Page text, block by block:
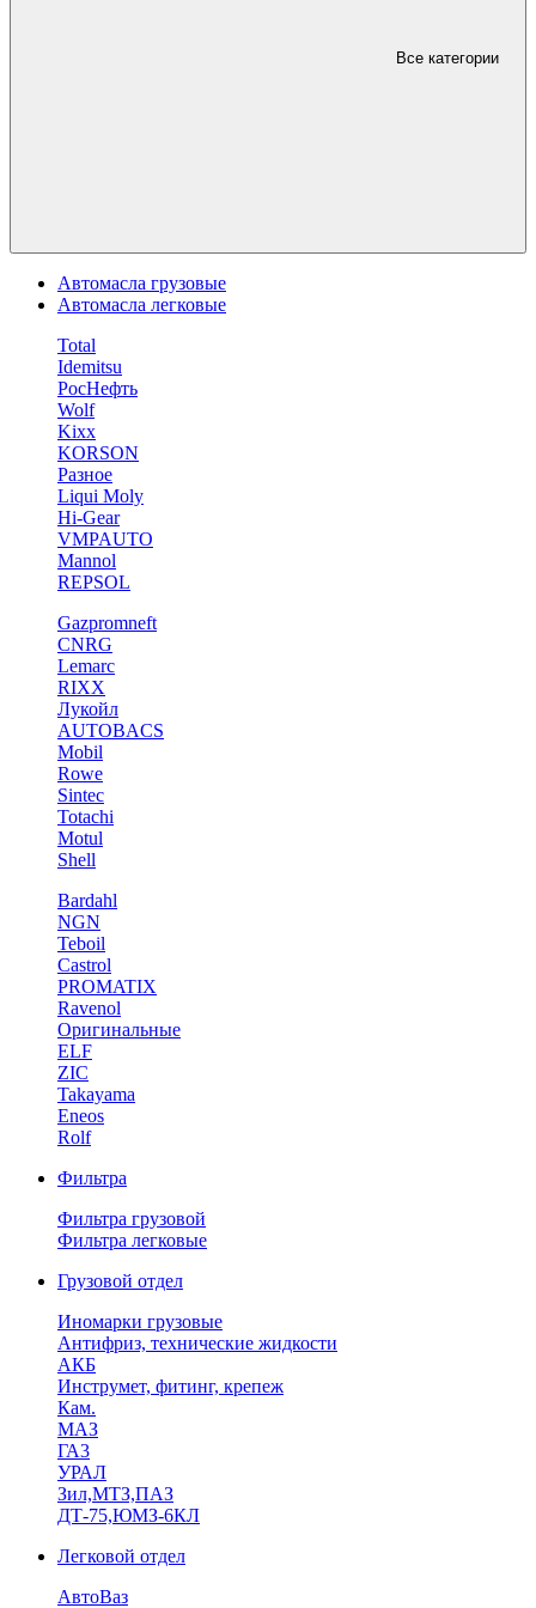
Все категории
Автомасла грузовые
Автомасла легковые
Total
Idemitsu
РосНефть
Wolf
Kixx
KORSON
Разное
Liqui Moly
Hi-Gear
VMPAUTO
Mannol
REPSOL
Gazpromneft
CNRG
Lemarc
RIXX
Лукойл
AUTOBACS
Mobil
Rowe
Sintec
Totachi
Motul
Shell
Bardahl
NGN
Teboil
Castrol
PROMATIX
Ravenol
Оригинальные
ELF
ZIC
Takayama
Eneos
Rolf
Фильтра
Фильтра грузовой
Фильтра легковые
Грузовой отдел
Иномарки грузовые
Антифриз, технические жидкости
АКБ
Инструмет, фитинг, крепеж
Кам.
МАЗ
ГА3
УРАЛ
Зил,МТЗ,ПАЗ
ДТ-75,ЮМЗ-6КЛ
Легковой отдел
АвтоВаз